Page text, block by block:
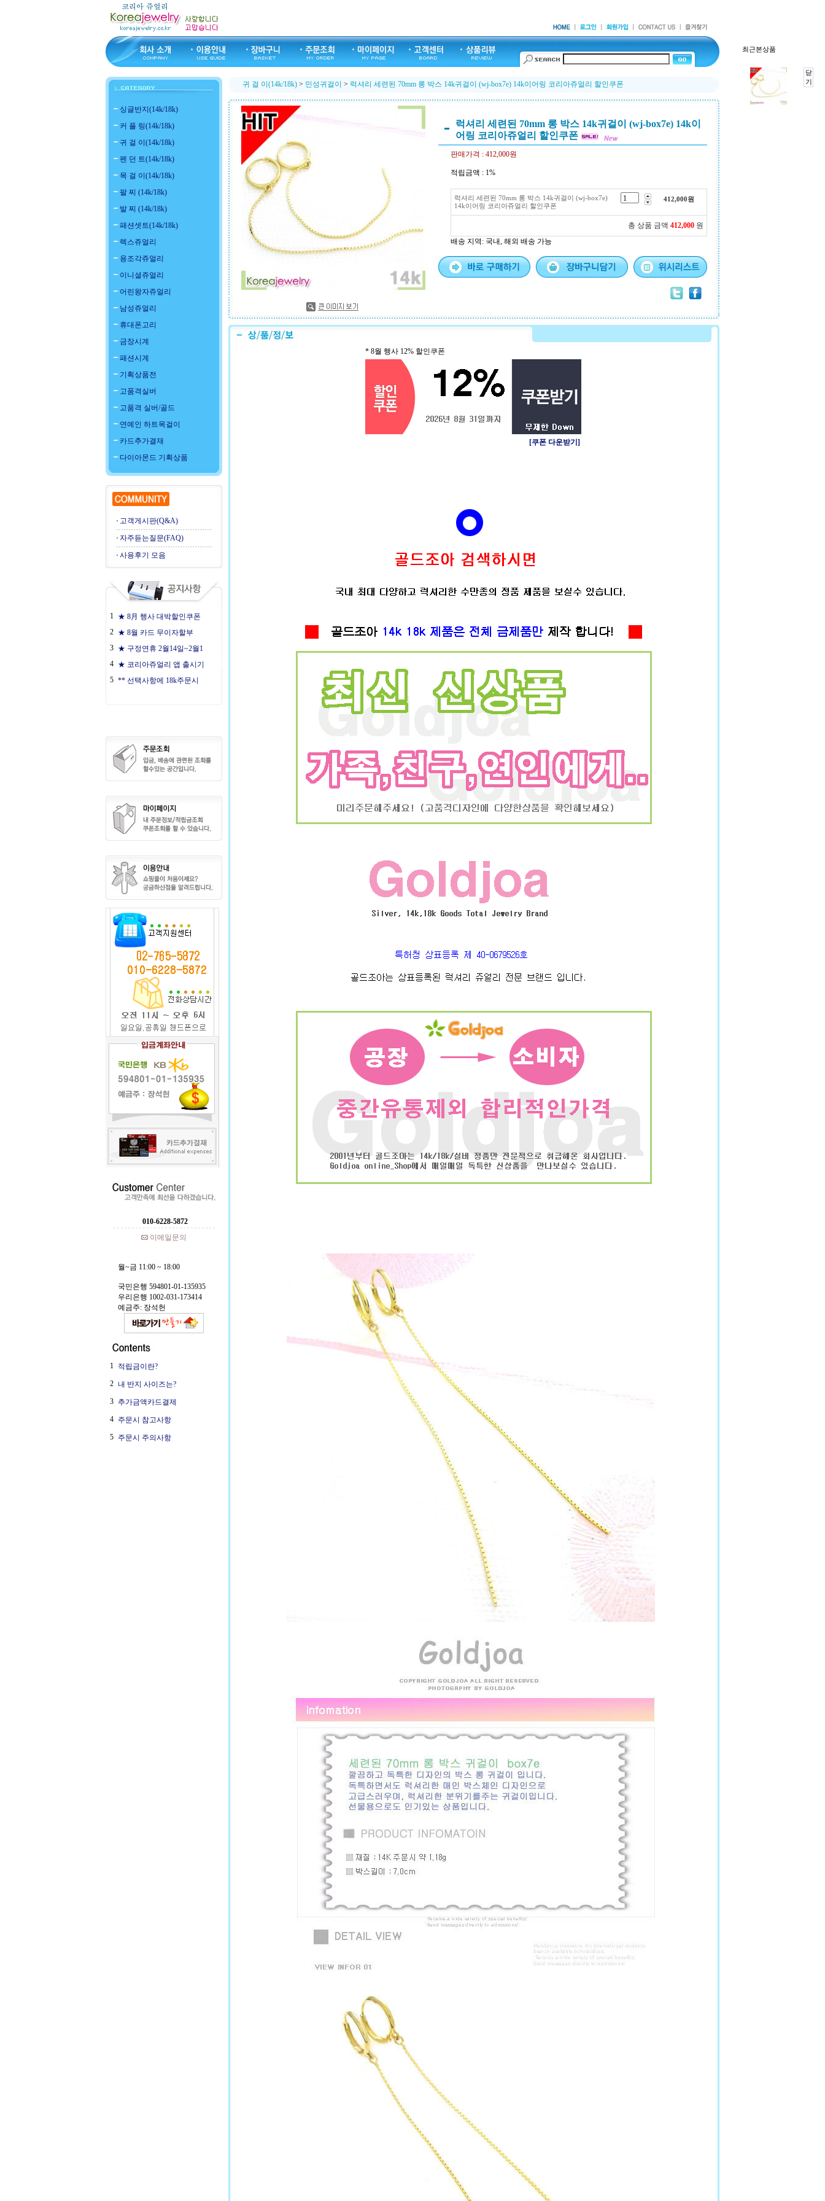
싱글반지(14k/18k)
커 플 링(14k/18k)
귀 걸 이(14k/18k)
펜 던 트(14k/18k)
목 걸 이(14k/18k)
팔 찌 (14k/18k)
발 찌 (14k/18k)
패션셋트(14k/18k)
렉스쥬얼리
용조각쥬얼리
이니셜쥬얼리
어린왕자쥬얼리
남성쥬얼리
휴대폰고리
금장시계
패션시계
기획상품전
고품격실버
고품격 실버/골드
연예인 하트목걸이
카드추가결재
다이아몬드 기획상품
고객게시판(Q&A)
자주듣는질문(FAQ)
사용후기 모음
1 ★ 8月 행사 대박할인쿠폰
2 ★ 8월 카드 무이자할부
3 ★ 구정연휴 2월14일~2월1
4 ★ 코리아쥬얼리 앱 출시기
5 ** 선택사항에 18k주문시
010-6228-5872
이메일문의
월~금 11:00 ~ 18:00
국민은행 594801-01-135935
우리은행 1002-031-173414
예금주: 장석헌
1 적립금이란?
2 내 반지 사이즈는?
3 추가금액카드결제
4 주문시 참고사항
5 주문시 주의사항
귀 걸 이(14k/18k) > 민성귀걸이 > 럭셔리 세련된 70mm 롱 박스 14k귀걸이 (wj-box7e) 14k이어링 코리아쥬얼리 할인쿠폰
럭셔리 세련된 70mm 롱 박스 14k귀걸이 (wj-box7e) 14k이
어링 코리아쥬얼리 할인쿠폰
판매가격 : 412,000원
적립금액 : 1%
럭셔리 세련된 70mm 롱 박스 14k귀걸이 (wj-box7e)
14k이어링 코리아쥬얼리 할인쿠폰
412,000원
총 상품 금액 412,000 원
배송 지역 : 국내, 해외 배송 가능
* 8월 행사 12% 할인쿠폰
[쿠폰 다운받기]
최근본상품
닫
기